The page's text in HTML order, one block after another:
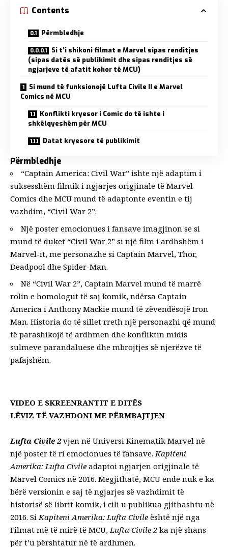
Contents
Përmbledhje
Si t’i shikoni filmat e Marvel sipas renditjes
(sipas datës së publikimit dhe sipas renditjes së
ngjarjeve të afatit kohor të MCU)
Si mund të funksionojë Lufta Civile II e Marvel
Comics në MCU
Konflikti kryesor i Comic do të ishte i
shkëlqyeshëm për MCU
Datat kryesore të publikimit
Përmbledhje
“Captain America: Civil War” ishte një adaptim i
suksesshëm filmik i ngjarjes origjinale të Marvel
Comics dhe MCU mund të adaptonte eventin e tij
vazhdim, “Civil War 2”.
Një poster emocionues i fansave imagjinon se si
mund të duket “Civil War 2” si një film i ardhshëm i
Marvel-it, me personazhe si Captain Marvel, Thor,
Deadpool dhe Spider-Man.
Në “Civil War 2”, Captain Marvel mund të marrë
rolin e homologut të saj komik, ndërsa Captain
America i Anthony Mackie mund të zëvendësojë Iron
Man. Historia do të sillet rreth një personazhi që mund
të parashikojë të ardhmen dhe konfliktin midis
sulmeve parandaluese dhe mbrojtjes së njerëzve të
pafajshëm.
VIDEO E SKREENRANTIT E DITËS
LËVIZ TË VAZHDONI ME PËRMBAJTJEN
Lufta Civile 2vjen në Universi Kinematik Marvel në
një poster të ri emocionues të fansave. Kapiteni
Amerika: Lufta Civile adaptoi ngjarjen origjinale të
Marvel Comics në 2016. Megjithatë, MCU ende nuk e ka
bërë versionin e saj të ngjarjes së vazhdimit të
historisë së librit komik, i cili u publikua gjithashtu në
2016. Si Kapiteni Amerika: Lufta Civile është një nga
Filmat më të mirë të MCU, Lufta Civile 2 ka një shans
për t’u përshtatur në të ardhmen.